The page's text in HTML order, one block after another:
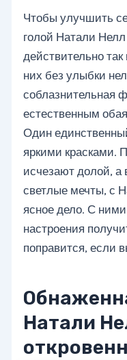
Чтобы улучшить
голой Натали
действительно
них без улыбки
соблазнительная
естественным
Один
яркими красками.
исчезают долой, а
светлые мечты, с
ясное дело. С ними
настроения
поправится, если
Натали